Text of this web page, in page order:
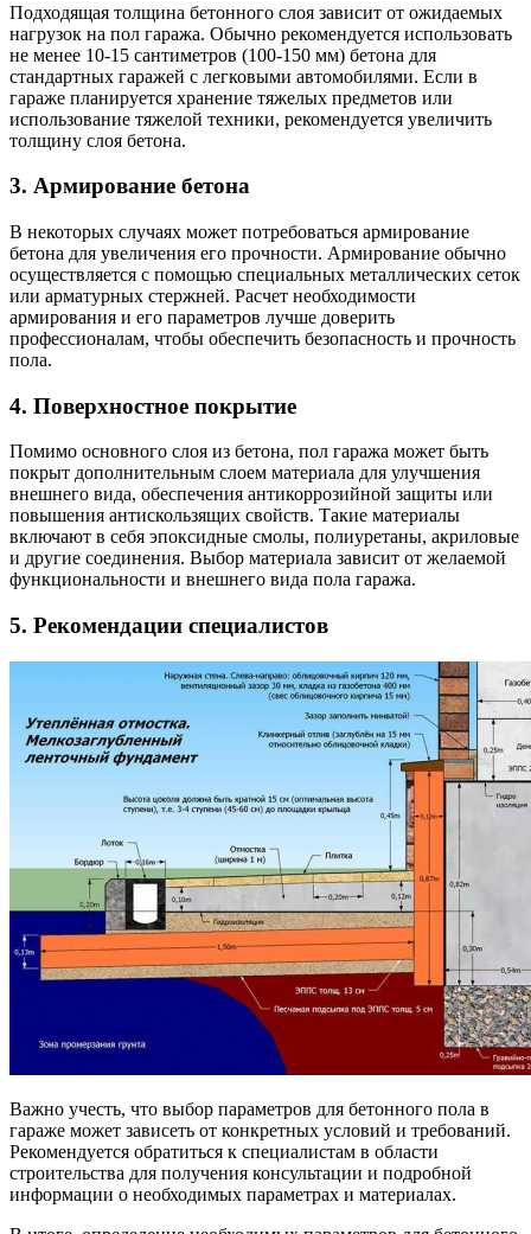
Подходящая толщина бетонного слоя зависит от ожидаемых
нагрузок на пол гаража. Обычно рекомендуется использовать
не менее 10-15 сантиметров (100-150 мм) бетона для
стандартных гаражей с легковыми автомобилями. Если в
гараже планируется хранение тяжелых предметов или
использование тяжелой техники, рекомендуется увеличить
толщину слоя бетона.
3. Армирование бетона
В некоторых случаях может потребоваться армирование
бетона для увеличения его прочности. Армирование обычно
осуществляется с помощью специальных металлических сеток
или арматурных стержней. Расчет необходимости
армирования и его параметров лучше доверить
профессионалам, чтобы обеспечить безопасность и прочность
пола.
4. Поверхностное покрытие
Помимо основного слоя из бетона, пол гаража может быть
покрыт дополнительным слоем материала для улучшения
внешнего вида, обеспечения антикоррозийной защиты или
повышения антискользящих свойств. Такие материалы
включают в себя эпоксидные смолы, полиуретаны, акриловые
и другие соединения. Выбор материала зависит от желаемой
функциональности и внешнего вида пола гаража.
5. Рекомендации специалистов
Важно учесть, что выбор параметров для бетонного пола в
гараже может зависеть от конкретных условий и требований.
Рекомендуется обратиться к специалистам в области
строительства для получения консультации и подробной
информации о необходимых параметрах и материалах.